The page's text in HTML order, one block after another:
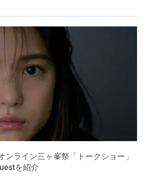
ライン三ヶ峯祭「トークショー」
を紹介